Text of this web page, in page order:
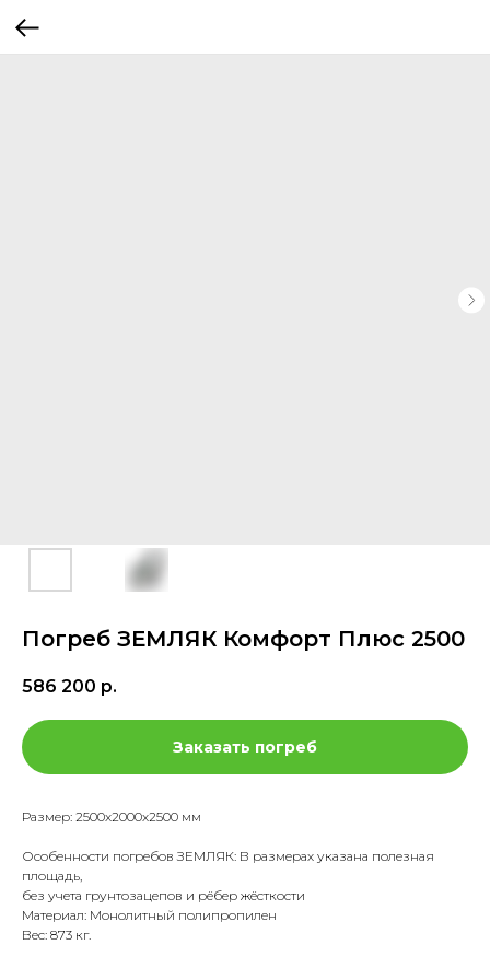
Погреб ЗЕМЛЯК Комфорт Плюс 2500
586 200 р.
Заказать погреб
Размер: 2500х2000х2500 мм
Особенности погребов ЗЕМЛЯК: В размерах указана полезная
площадь,
без учета грунтозацепов и рёбер жёсткости
Материал: Монолитный полипропилен
Вес: 873 кг.